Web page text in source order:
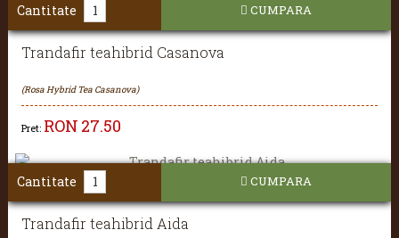
Trandafir teahibrid Casanova
(Rosa Hybrid Tea Casanova)
Pret: RON 27.50
Cantitate CUMPARA
Trandafir teahibrid Aida
Cantitate CUMPARA